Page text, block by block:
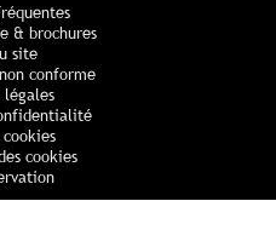
& brochures
site
conforme
légales
cookies